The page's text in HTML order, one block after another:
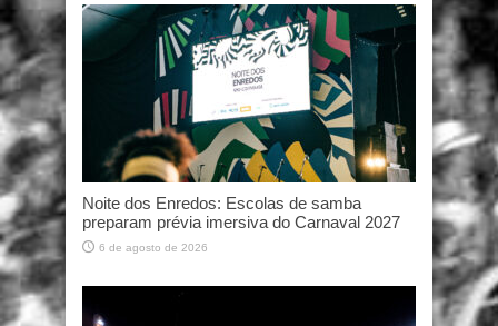
Noite dos Enredos: Escolas de samba
preparam prévia imersiva do Carnaval 2027
6 de agosto de 2026